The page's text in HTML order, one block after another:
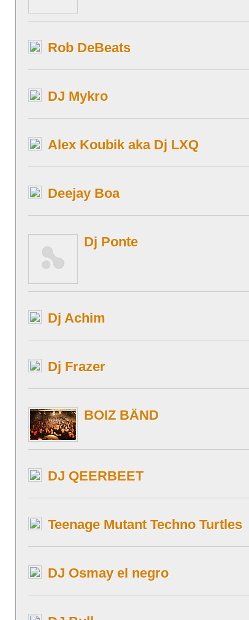
Rob DeBeats
DJ Mykro
Alex Koubik aka Dj LXQ
Deejay Boa
Dj Ponte
Dj Achim
Dj Frazer
BOIZ BÄND
DJ QEERBEET
Teenage Mutant Techno Turtles
DJ Osmay el negro